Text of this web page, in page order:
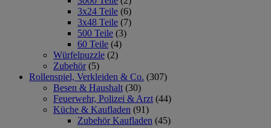
3x24 Teile (6)
3x48 Teile (7)
500 Teile (3)
60 Teile (4)
Würfelpuzzle (2)
Zubehör (5)
Rollenspiel, Verkleiden & Co. (307)
Besen & Haushalt (30)
Feuerwehr, Polizei & Arzt (44)
Küche & Kaufladen (91)
Zubehör Kaufladen (45)